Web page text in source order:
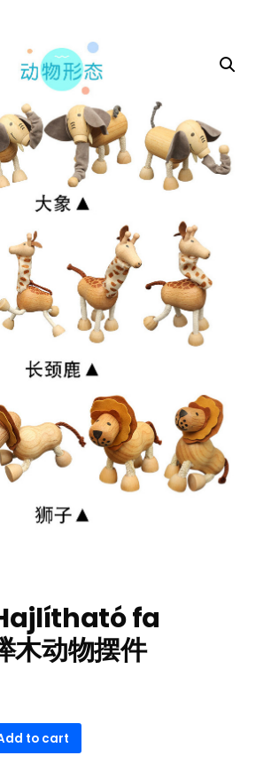
fa
动物摆件
to cart